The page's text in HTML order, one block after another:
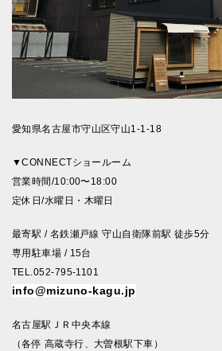
愛知県名古屋市守山区守山1-1-18
▼CONNECTショールーム
営業時間/10:00〜18:00
定休日/水曜日・木曜日
最寄駅 / 名鉄瀬戸線 守山自衛隊前駅 徒歩5分
専用駐車場 / 15台
TEL.052-795-1101
info@mizuno-kagu.jp
名古屋駅ＪＲ中央本線
（各停 高蔵寺行、大曽根駅下車）